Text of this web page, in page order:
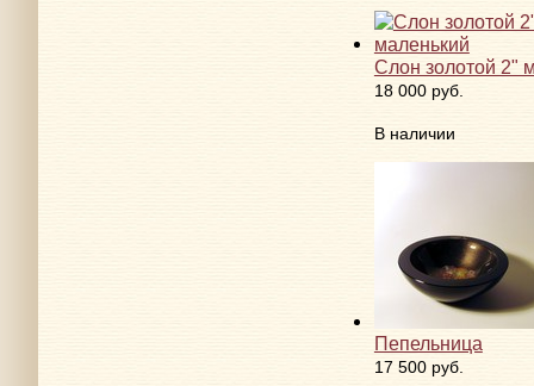
Слон золотой 2"
18 000 руб.
В наличии
Пепельница
17 500 руб.